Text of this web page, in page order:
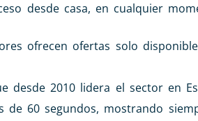
desde casa, en cualquier
ofrecen ofertas solo
desde 2010 lidera el sector en
60 segundos, mostrando